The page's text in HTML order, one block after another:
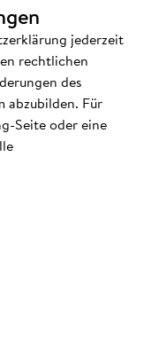
jederzeit
rechtlichen
des
abzubilden. Für
Seite oder eine